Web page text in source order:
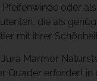
oder
die als
mit ihrer
Marmor
Quader erfordert in